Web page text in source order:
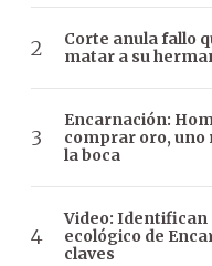
Corte anula fallo
matar a su
Encarnación:
comprar oro, uno
la boca
Video: Identifican
ecológico de
claves